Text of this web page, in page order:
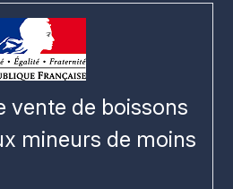
vente de boissons
mineurs de moins